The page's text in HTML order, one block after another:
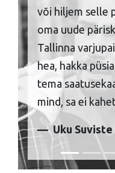
või hiljem selle
oma uude
Tallinna
hea, hakka
tema
mind, sa ei
Uku Suviste
Previous